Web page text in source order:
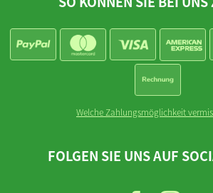
Welche Zahlungsmöglichkeit
FOLGEN SIE UNS AUF